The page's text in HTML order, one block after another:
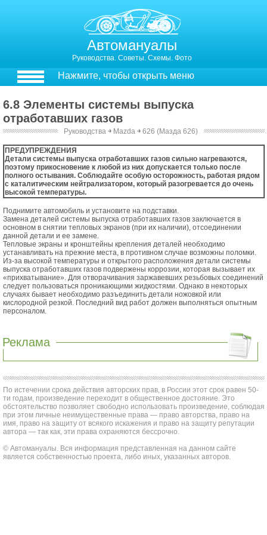
Автомануалы
Руководства. Советы. Схемы. Фото
Нажмите, чтобы открыть меню
6.8 Элементы системы выпуска
отработавших газов
Руководства ￫ Mazda ￫ 626 (Мазда 626)
ПРЕДУПРЕЖДЕНИЯ
Детали системы выпуска отработавших газов сильно нагреваются,
поэтому прикосновение к любой из них допускается только после
полного остывания. Соблюдайте особую осторожность, работая рядом
с каталитическим нейтрализатором, который разогревается до очень
высокой температуры.
Поднимите автомобиль и установите на подставки.
Замена деталей системы выпуска отработавших газов заключается в
основном в снятии тепловых экранов (при их наличии), отсоединении
данной детали и ее замене.
Тепловые экраны и кронштейны крепления деталей необходимо
устанавливать на прежние места, в противном случае возможны поломки.
Из-за высокой температуры и открытого расположения детали системы
выпуска отработавших газов подвержены коррозии, которая вызывает их
«прихватывание». Для отворачивания заржавевших резьбовых соединений
следует пользоваться проникающими жидкостями. Однако в некоторых
случаях бывает необходимо разъединить детали ножовкой или
кислородной резкой. Последний вид работ должен выполняться опытным
персоналом.
Реклама
По истечении срока действия авторских прав, в России этот срок равен 50-
ти годам, произведение переходит в общественное достояние. Это
обстоятельство позволяет свободно использовать произведение, соблюдая
при этом личные неимущественные права — право авторства, право на
имя, право на защиту от всякого искажения и право на защиту репутации
автора — так как, эти права охраняются бессрочно.
© Автомануалы. Вся информация представленная на данном сайте
является собственностью проекта, либо иных, указанных авторов.